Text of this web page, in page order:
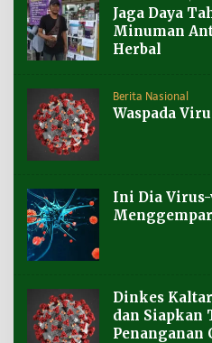
Jaga Daya
Minuman
Herbal
Berita Nasional
Waspada
Ini Dia
Dinkes
dan Siapkan
Penanganan